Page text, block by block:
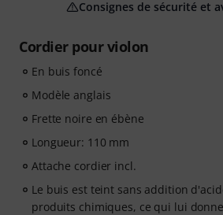
Cordier pour violon
En buis foncé
Modèle anglais
Frette noire en ébène
Longueur: 110 mm
Attache cordier incl.
Le buis est teint sans addition
produits chimiques, ce qui lui
Consignes de sécurité et